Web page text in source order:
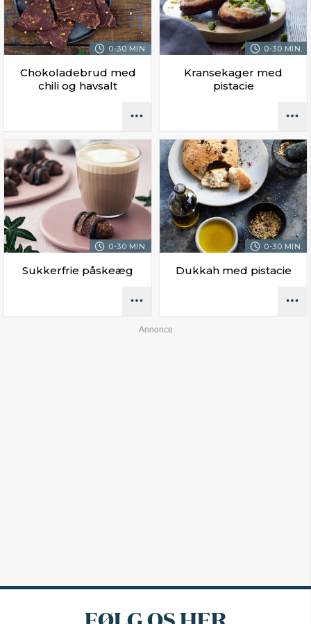
0-30 MIN.
Chokoladebrud med
chili og havsalt
0-30 MIN.
Kransekager med
pistacie
0-30 MIN.
Sukkerfrie påskeæg
0-30 MIN.
Dukkah med pistacie